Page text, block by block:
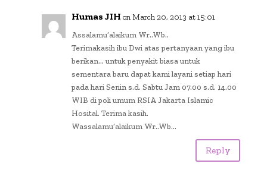
Humas JIH on March 20, 2013 at 15:01
Assalamu’alaikum Wr..Wb..
Terimakasih ibu Dwi atas pertanyaan yang ibu
berikan… untuk penyakit biasa untuk
sementara baru dapat kami layani setiap hari
pada hari Senin s.d. Sabtu Jam 07.00 s.d. 14.00
WIB di poli umum RSIA Jakarta Islamic
Hosital. Terima kasih.
Wassalamu’alaikum Wr..Wb…
Reply